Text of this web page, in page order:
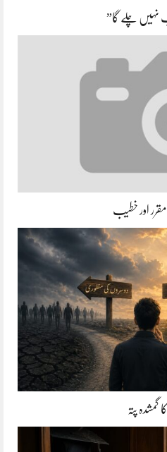
نہیں چلے گا”
اور خطیب
گمشدہ پتہ